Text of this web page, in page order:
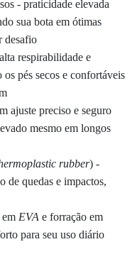
- praticidade elevada
sua bota em ótimas
desafio
respirabilidade e
os pés secos e confortáveis
ajuste preciso e seguro
mesmo em longos
rubber) -
de quedas e impactos,
EVA e forração em
para seu uso diário